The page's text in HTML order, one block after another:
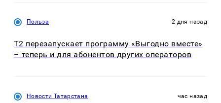
Польза 2 дня назад
Т2 перезапускает программу «Выгодно вместе»
– теперь и для абонентов других операторов
Новости Татарстана час назад